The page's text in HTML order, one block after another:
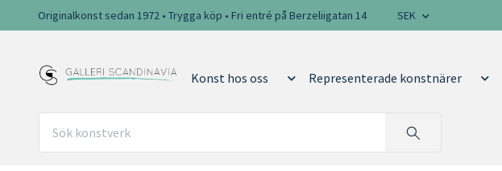
Originalkonst sedan 1972 • Trygga köp • Fri entré på Berzeliigatan 14 SEK
Konst hos oss Representerade konstnärer